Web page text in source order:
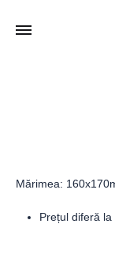
Mărimea:
Prețul diferă